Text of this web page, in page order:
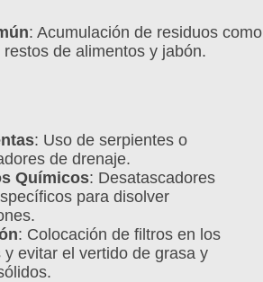
: Acumulación de residuos como
de alimentos y jabón.
: Uso de serpientes o
de drenaje.
Químicos: Desatascadores
para disolver
: Colocación de filtros en los
y evitar el vertido de grasa y